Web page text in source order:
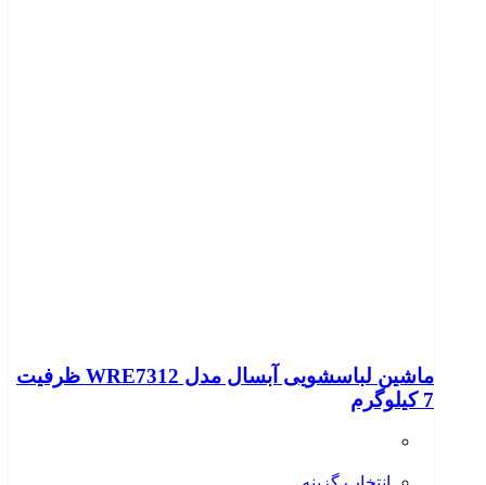
ماشین لباسشویی آبسال مدل WRE7312 ظرفیت
7 کیلوگرم